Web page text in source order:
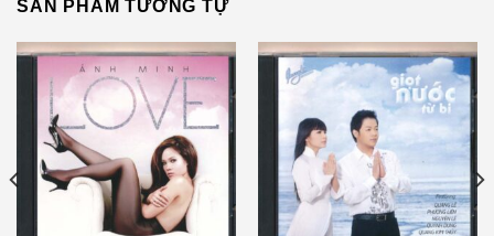
SẢN PHẨM TƯƠNG TỰ